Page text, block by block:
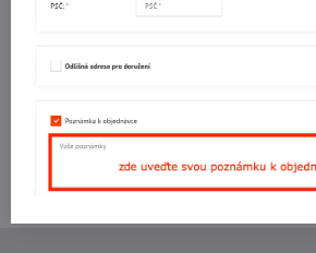
Twitter
Potřebujete poradit s
+420 577 523 563